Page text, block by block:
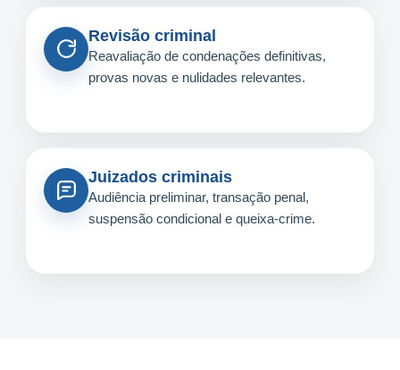
Revisão criminal
Reavaliação de condenações definitivas,
provas novas e nulidades relevantes.
Juizados criminais
Audiência preliminar, transação penal,
suspensão condicional e queixa-crime.